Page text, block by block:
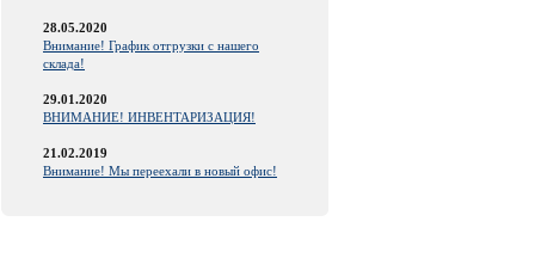
28.05.2020
Внимание! График отгрузки с нашего
склада!
29.01.2020
ВНИМАНИЕ! ИНВЕНТАРИЗАЦИЯ!
21.02.2019
Внимание! Мы переехали в новый офис!